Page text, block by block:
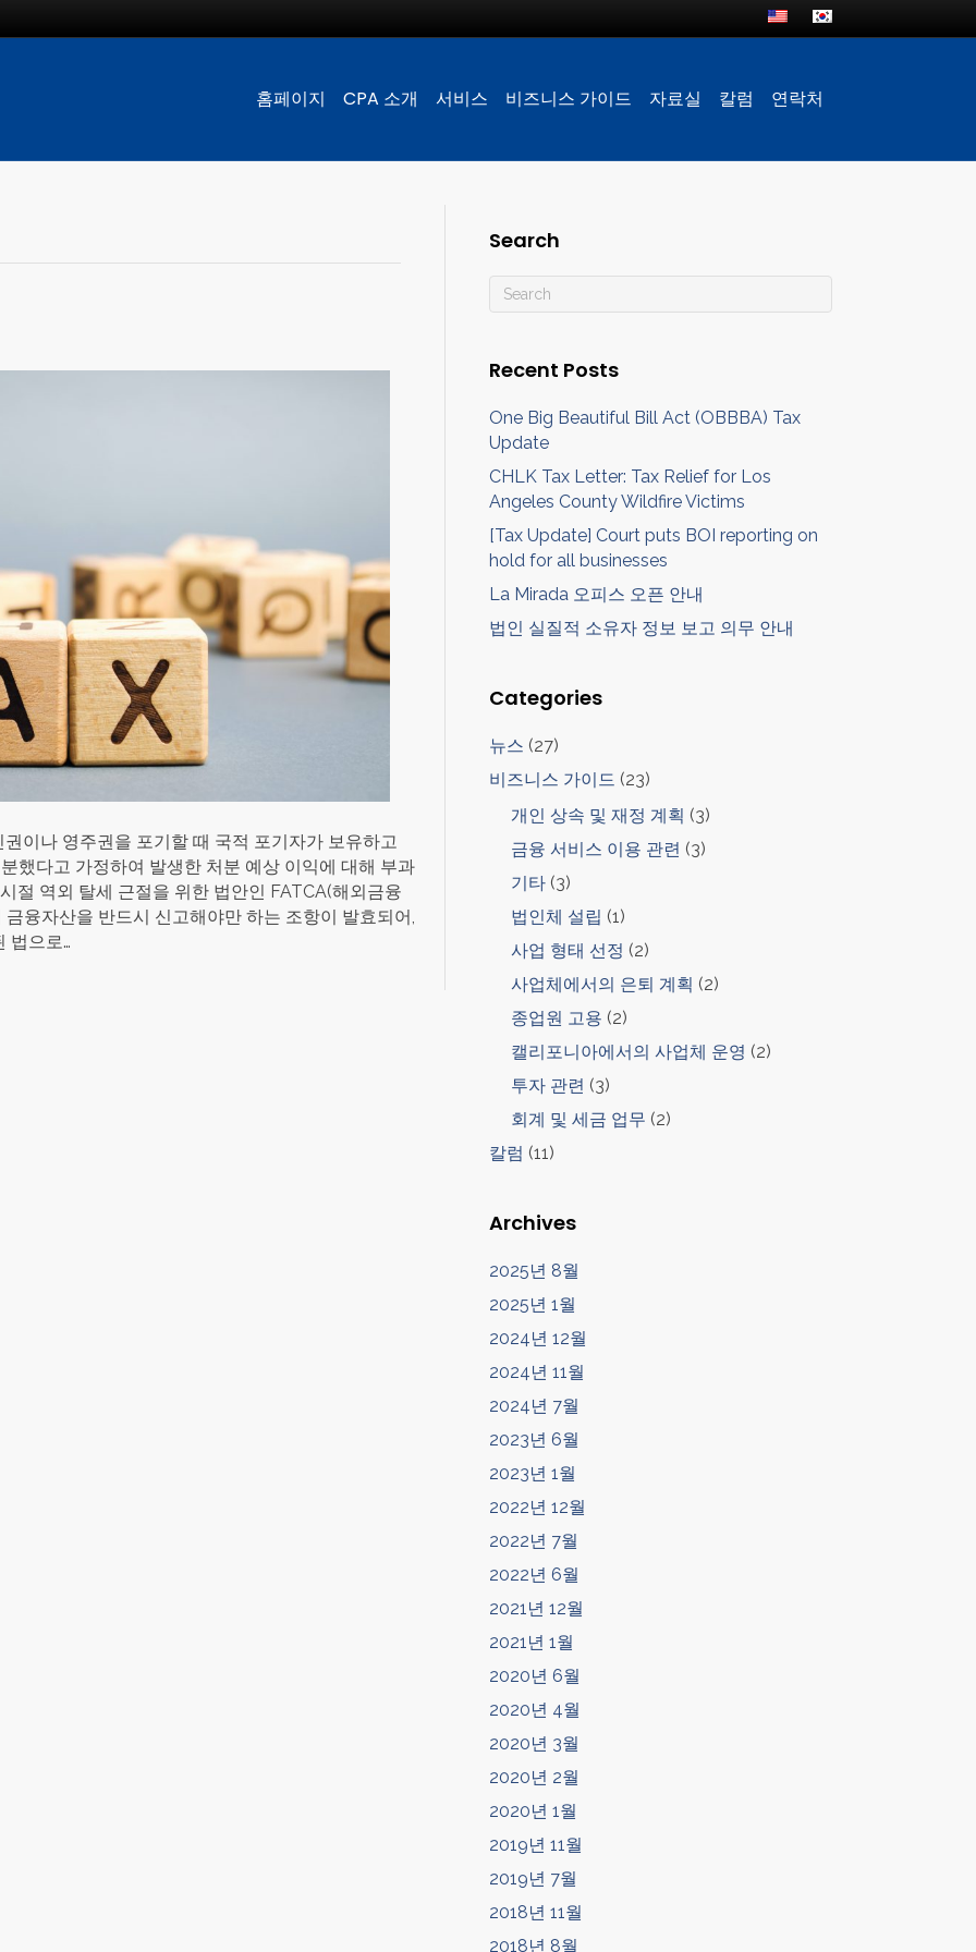
홈페이지 CPA 소개 서비스 비즈니스 가이드 자료실 칼럼 연락처
이나 영주권을 포기할 때 국적 포기자가 보유하고
했다고 가정하여 발생한 처분 예상 이익에 대해 부과
절 역외 탈세 근절을 위한 법안인 FATCA(해외금융
융자산을 반드시 신고해야만 하는 조항이 발효되어,
법으로…
Search
Recent Posts
One Big Beautiful Bill Act (OBBBA) Tax
Update
CHLK Tax Letter: Tax Relief for Los
Angeles County Wildfire Victims
[Tax Update] Court puts BOI reporting on
hold for all businesses
La Mirada 오피스 오픈 안내
법인 실질적 소유자 정보 보고 의무 안내
Categories
뉴스 (27)
비즈니스 가이드 (23)
개인 상속 및 재정 계획 (3)
금융 서비스 이용 관련 (3)
기타 (3)
법인체 설립 (1)
사업 형태 선정 (2)
사업체에서의 은퇴 계획 (2)
종업원 고용 (2)
캘리포니아에서의 사업체 운영 (2)
투자 관련 (3)
회계 및 세금 업무 (2)
칼럼 (11)
Archives
2025년 8월
2025년 1월
2024년 12월
2024년 11월
2024년 7월
2023년 6월
2023년 1월
2022년 12월
2022년 7월
2022년 6월
2021년 12월
2021년 1월
2020년 6월
2020년 4월
2020년 3월
2020년 2월
2020년 1월
2019년 11월
2019년 7월
2018년 11월
2018년 8월